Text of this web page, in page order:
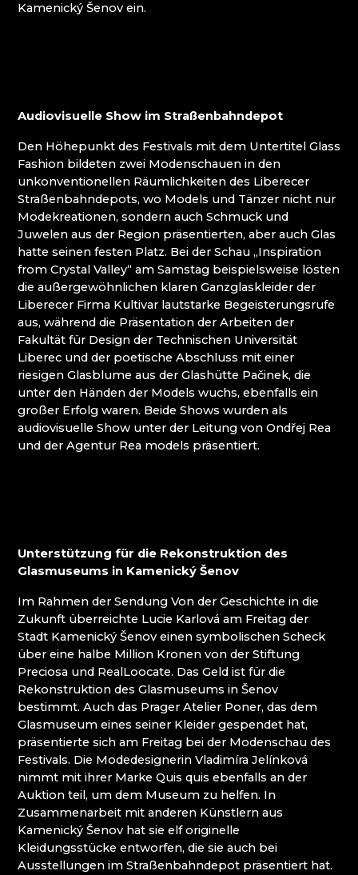
JIŘINA TAUCHMANOVÁ
MINIMUSEUM FÜR GLASKRIPPEN
(WEIHNACHTEN)
MISAMO
MUSEUM DES BÖHMISCHEN PARADIESES IN
TURNOV
MUSEUM UND GALERIE DETESK
PODHLAVICKÝ MLÝN
SOBOTKA - FIGUREN
STADTMUSEUM IN ŽELEZNÝ BROD
STEFANY SCHMUCK
TURNOV: SEKUNDARSCHULE FÜR
ANGEWANDTE KUNST UND BERUFSSCHULE
UMYO GLASS
WRANOVSKY CRYSTAL
ŽELEZNÝ BROD: SEKUNDARSCHULE FÜR
GLASHERSTELLUNG
Kamenický Šenov ein.
Audiovisuelle Show im Straßenbahndepot
Den Höhepunkt des Festivals mit dem Untertitel Glass
Fashion bildeten zwei Modenschauen in den
unkonventionellen Räumlichkeiten des Liberecer
Straßenbahndepots, wo Models und Tänzer nicht nur
Modekreationen, sondern auch Schmuck und
Juwelen aus der Region präsentierten, aber auch Glas
hatte seinen festen Platz. Bei der Schau „Inspiration
from Crystal Valley“ am Samstag beispielsweise lösten
die außergewöhnlichen klaren Ganzglaskleider der
Liberecer Firma Kultivar lautstarke Begeisterungsrufe
aus, während die Präsentation der Arbeiten der
Fakultät für Design der Technischen Universität
Liberec und der poetische Abschluss mit einer
riesigen Glasblume aus der Glashütte Pačinek, die
unter den Händen der Models wuchs, ebenfalls ein
großer Erfolg waren. Beide Shows wurden als
audiovisuelle Show unter der Leitung von Ondřej Rea
und der Agentur Rea models präsentiert.
Unterstützung für die Rekonstruktion des
Glasmuseums in Kamenický Šenov
Im Rahmen der Sendung Von der Geschichte in die
Zukunft überreichte Lucie Karlová am Freitag der
Stadt Kamenický Šenov einen symbolischen Scheck
über eine halbe Million Kronen von der Stiftung
Preciosa und RealLoocate. Das Geld ist für die
Rekonstruktion des Glasmuseums in Šenov
bestimmt. Auch das Prager Atelier Poner, das dem
Glasmuseum eines seiner Kleider gespendet hat,
präsentierte sich am Freitag bei der Modenschau des
Festivals. Die Modedesignerin Vladimíra Jelínková
nimmt mit ihrer Marke Quis quis ebenfalls an der
Auktion teil, um dem Museum zu helfen. In
Zusammenarbeit mit anderen Künstlern aus
Kamenický Šenov hat sie elf originelle
Kleidungsstücke entworfen, die sie auch bei
Ausstellungen im Straßenbahndepot präsentiert hat.